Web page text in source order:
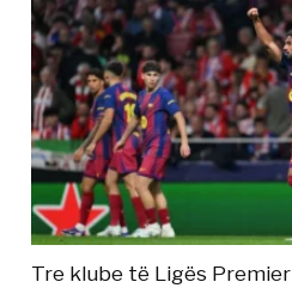
Tre klube të Ligës